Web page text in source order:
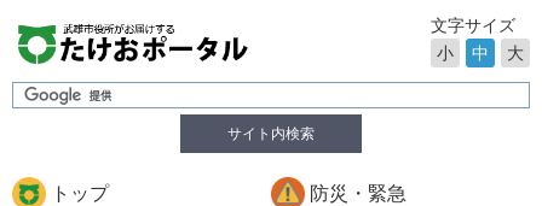
サイト内検索
文字サイズ
小
中 大
トップ 防災・緊急